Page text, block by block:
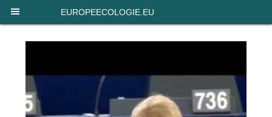
EUROPEECOLOGIE.EU